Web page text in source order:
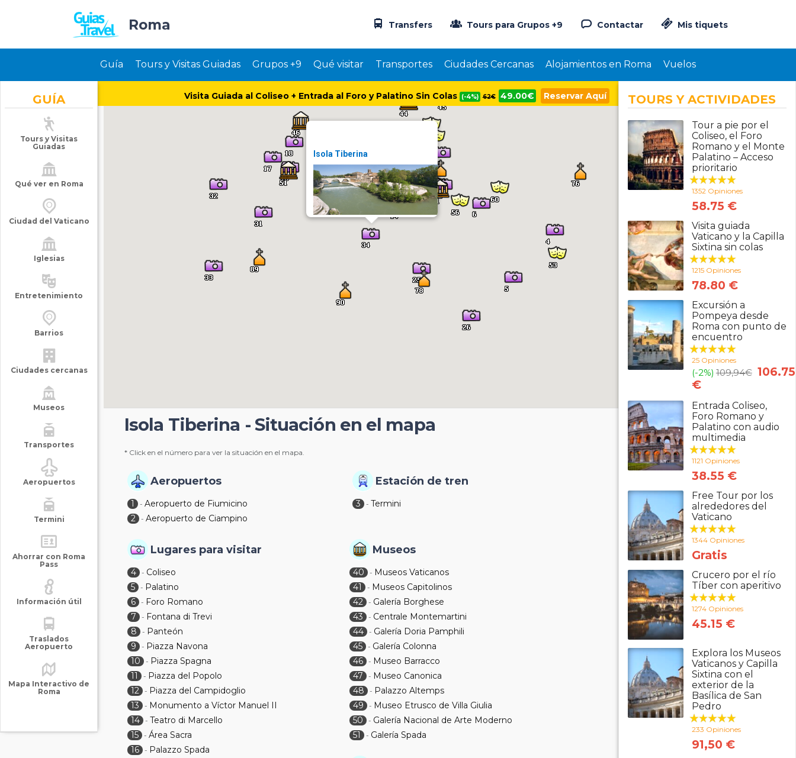
Visita Guiada al Coliseo + Entrada al Foro y Palatino Sin Colas (-4%) 62€ 49.00€ Reservar Aquí
Roma Mis tiquets
Contactar
Tours para Grupos +9
Transfers
Guía Tours y Visitas Guiadas Grupos +9 Qué visitar Transportes Ciudades Cercanas Alojamientos en Roma Vuelos
GUÍA
Tours y Visitas
Guiadas
Qué ver en Roma
Ciudad del Vaticano
Iglesias
Entretenimiento
Barrios
Ciudades cercanas
Museos
Transportes
Aeropuertos
Termini
Ahorrar con Roma
Pass
Información útil
Traslados
Aeropuerto
Mapa Interactivo de
Roma
Isola Tiberina
Isola Tiberina - Situación en el mapa
* Click en el número para ver la situación en el mapa.
Aeropuertos
1 -Aeropuerto de Fiumicino
2 -Aeropuerto de Ciampino
Estación de tren
3 - Termini
Lugares para visitar
4 - Coliseo
5 - Palatino
6 - Foro Romano
7
- Fontana di Trevi
8
- Panteón
9
- Piazza Navona
10
- Piazza Spagna
11
- Piazza del Popolo
12 - Piazza del Campidoglio
13
- Monumento a Víctor Manuel II
14 - Teatro di Marcello
15 -Área Sacra
16 - Palazzo Spada
Museos
40 - Museos Vaticanos
41
- Museos Capitolinos
42 - Galería Borghese
43
- Centrale Montemartini
44 - Galería Doria Pamphili
45 - Galería Colonna
46 - Museo Barracco
47
- Museo Canonica
48
- Palazzo Altemps
49
- Museo Etrusco de Villa Giulia
50
- Galería Nacional de Arte Moderno
51
- Galería Spada
TOURS Y ACTIVIDADES
Tour a pie por el
Coliseo, el Foro
Romano y el Monte
Palatino – Acceso
prioritario
1352 Opiniones
58.75 €
Visita guiada
Vaticano y la Capilla
Sixtina sin colas
1215 Opiniones
78.80 €
Excursión a
Pompeya desde
Roma con punto de
encuentro
25 Opiniones
(-2%) 109,94€ 106.75
€
Entrada Coliseo,
Foro Romano y
Palatino con audio
multimedia
1121 Opiniones
38.55 €
Free Tour por los
alrededores del
Vaticano
1344 Opiniones
Gratis
Crucero por el río
Tíber con aperitivo
1274 Opiniones
45.15 €
Explora los Museos
Vaticanos y Capilla
Sixtina con el
exterior de la
Basílica de San
Pedro
233 Opiniones
91,50 €